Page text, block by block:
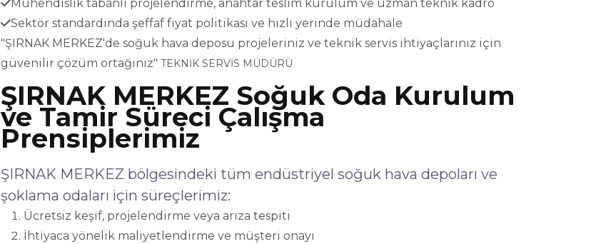
Mühendislik tabanlı projelendirme, anahtar teslim kurulum ve uzman teknik kadro
Sektör standardında şeffaf fiyat politikası ve hızlı yerinde müdahale
"ŞIRNAK MERKEZ'de soğuk hava deposu projeleriniz ve teknik servis ihtiyaçlarınız için
güvenilir çözüm ortağınız" TEKNİK SERVİS MÜDÜRÜ
ŞIRNAK MERKEZ Soğuk Oda Kurulum
ve Tamir Süreci Çalışma
Prensiplerimiz
ŞIRNAK MERKEZ bölgesindeki tüm endüstriyel soğuk hava depoları ve
şoklama odaları için süreçlerimiz:
Ücretsiz keşif, projelendirme veya arıza tespiti
İhtiyaca yönelik maliyetlendirme ve müşteri onayı